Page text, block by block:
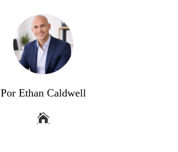
Por Ethan Caldwell